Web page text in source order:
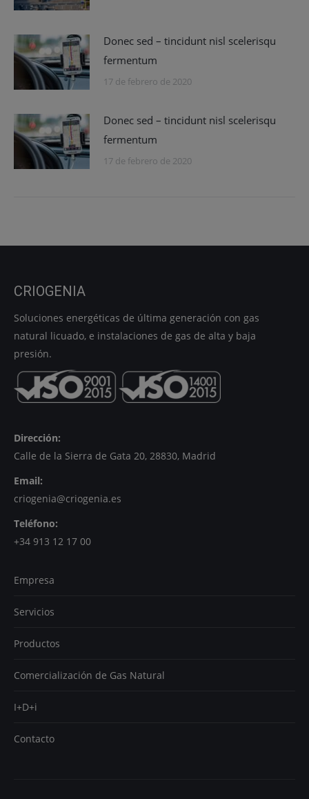
Donec sed – tincidunt nisl scelerisqu
fermentum
17 de febrero de 2020
Donec sed – tincidunt nisl scelerisqu
fermentum
17 de febrero de 2020
CRIOGENIA
Soluciones energéticas de última generación con gas
natural licuado, e instalaciones de gas de alta y baja
presión.
Dirección:
Calle de la Sierra de Gata 20, 28830, Madrid
Email:
criogenia@criogenia.es
Teléfono:
+34 913 12 17 00
Empresa
Servicios
Productos
Comercialización de Gas Natural
I+D+i
Contacto